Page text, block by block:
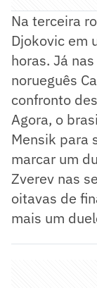
Na terceira
Djokovic em
horas. Já
norueguês
confronto
Agora, o
Mensik para
marcar um
Zverev nas
oitavas de
mais um